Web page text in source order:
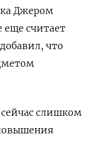
Джером
еще считает
что
слишком